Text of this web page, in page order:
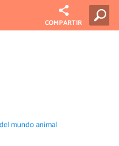
COMPARTIR
mundo animal